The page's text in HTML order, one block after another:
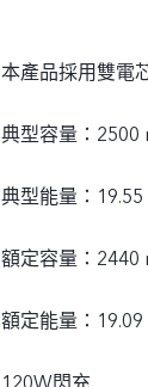
本產品採用雙電
典型容量：2500
典型能量：19.55
額定容量：2440
額定能量：19.09